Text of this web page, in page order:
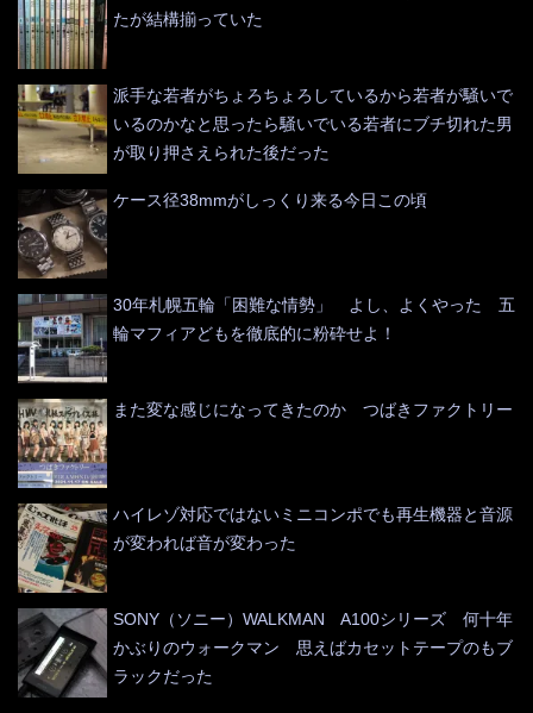
たが結構揃っていた
派手な若者がちょろちょろしているから若者が騒いで
いるのかなと思ったら騒いでいる若者にブチ切れた男
が取り押さえられた後だった
ケース径38mmがしっくり来る今日この頃
30年札幌五輪「困難な情勢」 よし、よくやった 五
輪マフィアどもを徹底的に粉砕せよ！
また変な感じになってきたのか つばきファクトリー
ハイレゾ対応ではないミニコンポでも再生機器と音源
が変われば音が変わった
SONY（ソニー）WALKMAN A100シリーズ 何十年
かぶりのウォークマン 思えばカセットテープのもブ
ラックだった